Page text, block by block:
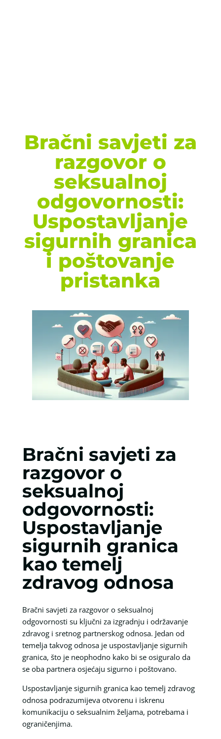
Bračni savjeti za
razgovor o
seksualnoj
odgovornosti:
Uspostavljanje
sigurnih granica
i poštovanje
pristanka
Bračni savjeti za
razgovor o
seksualnoj
odgovornosti:
Uspostavljanje
sigurnih granica
kao temelj
zdravog odnosa
Bračni savjeti za razgovor o seksualnoj
odgovornosti su ključni za izgradnju i održavanje
zdravog i sretnog partnerskog odnosa. Jedan od
temelja takvog odnosa je uspostavljanje sigurnih
granica, što je neophodno kako bi se osiguralo da
se oba partnera osjećaju sigurno i poštovano.
Uspostavljanje sigurnih granica kao temelj zdravog
odnosa podrazumijeva otvorenu i iskrenu
komunikaciju o seksualnim željama, potrebama i
ograničenjima.